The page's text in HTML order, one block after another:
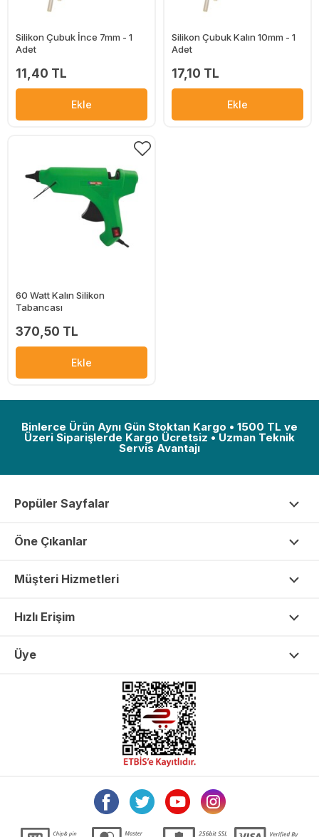
Silikon Çubuk İnce 7mm - 1
Adet
11,40 TL
Ekle
Silikon Çubuk Kalın 10mm - 1
Adet
17,10 TL
Ekle
60 Watt Kalın Silikon
Tabancası
370,50 TL
Ekle
Binlerce Ürün Aynı Gün Stoktan Kargo • 1500 TL ve
Üzeri Siparişlerde Kargo Ücretsiz • Uzman Teknik
Servis Avantajı
Popüler Sayfalar
Öne Çıkanlar
Müşteri Hizmetleri
Hızlı Erişim
Üye